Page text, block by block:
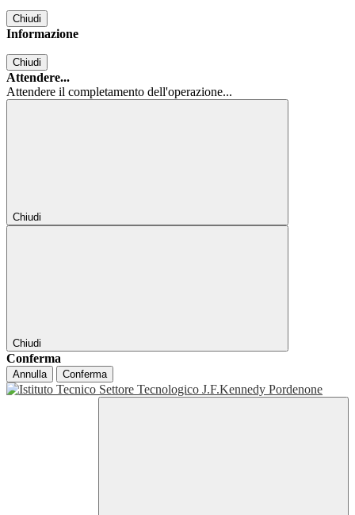
Chiudi
Informazione
Chiudi
Attendere...
Attendere il completamento dell'operazione...
Chiudi
Chiudi
Conferma
Annulla Conferma